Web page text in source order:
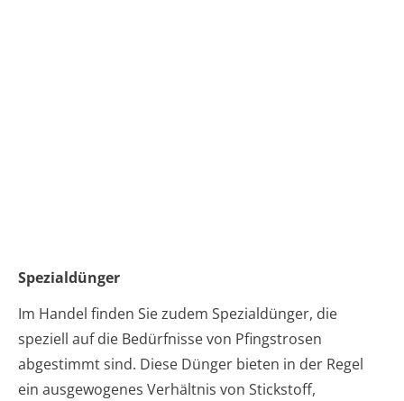
Spezialdünger
Im Handel finden Sie zudem Spezialdünger, die
speziell auf die Bedürfnisse von Pfingstrosen
abgestimmt sind. Diese Dünger bieten in der Regel
ein ausgewogenes Verhältnis von Stickstoff,